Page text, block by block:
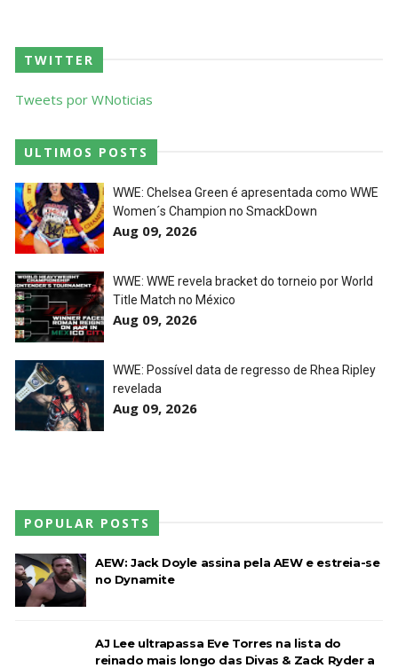
Unknown-Jul 26 2026
Butcher vs. Samoa Joe”
Unknown-Jul 26 2026
WWE Main Event, July 23, 2026
Unknown-Jul 26 2026
Throwback: Bret "The Hitman" Hart vs. Mr.
Perfect: SummerSlam 1991 - Intercontinental
Championship Match
SCSA867- Jul 26 2026
Lucha Libre AAA: Verano De Escándalo 2026
Unknown-Jul 26 2026
AEW Collision 25 JULY 2026
Unknown-Jul 26 2026
WWE Friday Night Smackdown 24 July 2026
TWITTER
Tweets por WNoticias
ULTIMOS POSTS
WWE: Chelsea Green é apresentada como WWE
Women´s Champion no SmackDown
Aug 09, 2026
WWE: WWE revela bracket do torneio por World
Title Match no México
Aug 09, 2026
WWE: Possível data de regresso de Rhea Ripley
revelada
Aug 09, 2026
POPULAR POSTS
AEW: Jack Doyle assina pela AEW e estreia-se
no Dynamite
AJ Lee ultrapassa Eve Torres na lista do
reinado mais longo das Divas & Zack Ryder a